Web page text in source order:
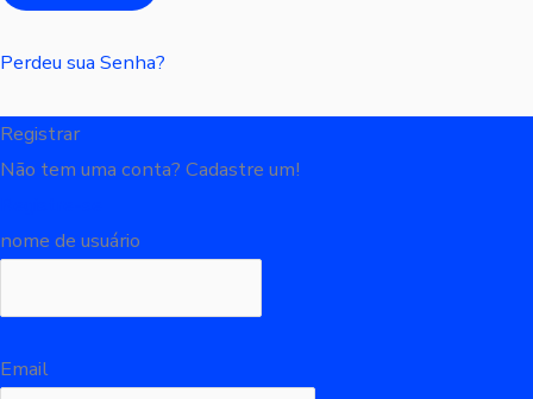
Perdeu sua Senha?
Registrar
Não tem uma conta? Cadastre um!
nome de usuário
Email